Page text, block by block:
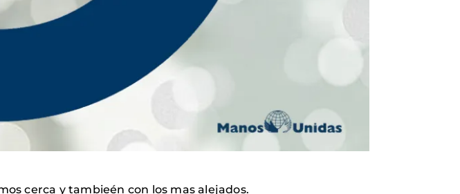
cerca y tambieén con los mas alejados.